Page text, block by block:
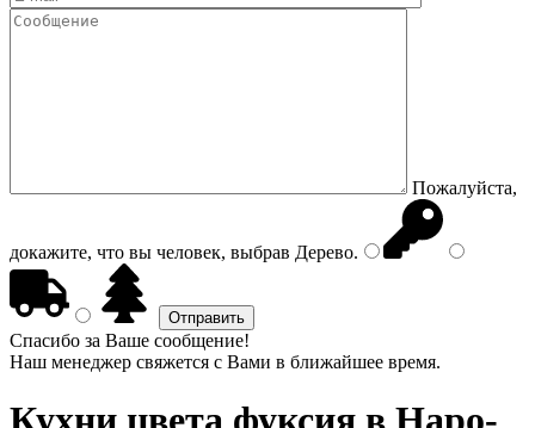
Пожалуйста,
докажите, что вы человек, выбрав Дерево.
Спасибо за Ваше сообщение!
Наш менеджер свяжется с Вами в ближайшее время.